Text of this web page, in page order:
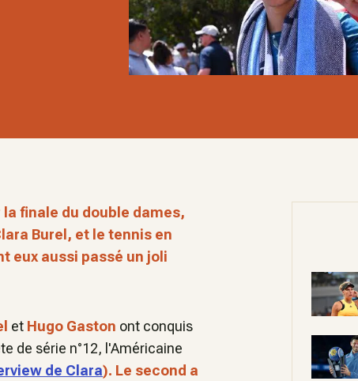
finale du double dames,
Burel, et le tennis en
eux aussi passé un joli
et Hugo Gaston ont conquis
de série n°12, l'Américaine
de Clara). Le second a